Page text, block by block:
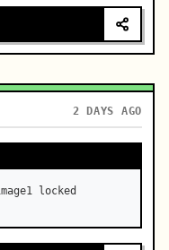
2 DAYS AGO
locked